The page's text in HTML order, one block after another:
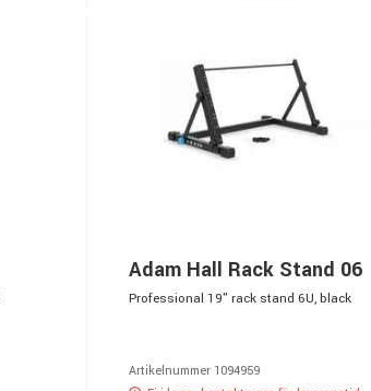
Adam Hall Rack Stand 06
Professional 19" rack stand 6U, black
Artikelnummer 1094959